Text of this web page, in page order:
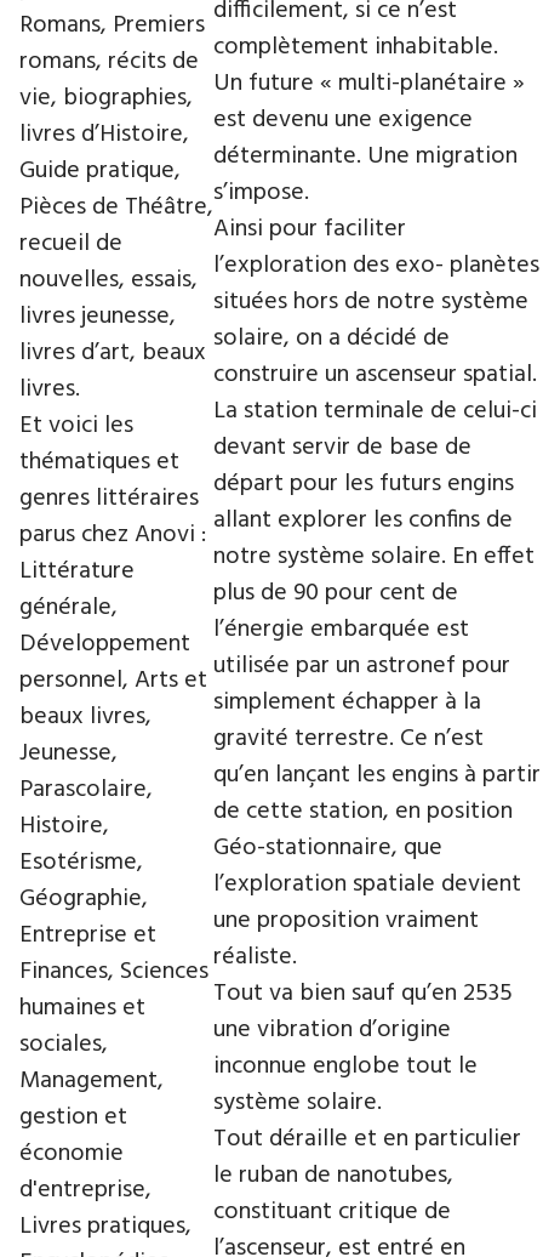
difficilement, si ce n’est
complètement inhabitable.
Un future « multi-planétaire »
est devenu une exigence
déterminante. Une migration
s’impose.
Ainsi pour faciliter
l’exploration des exo- planètes
situées hors de notre système
solaire, on a décidé de
construire un ascenseur spatial.
La station terminale de celui-ci
devant servir de base de
départ pour les futurs engins
allant explorer les confins de
notre système solaire. En effet
plus de 90 pour cent de
l’énergie embarquée est
utilisée par un astronef pour
simplement échapper à la
gravité terrestre. Ce n’est
qu’en lançant les engins à partir
de cette station, en position
Géo-stationnaire, que
l’exploration spatiale devient
une proposition vraiment
réaliste.
Tout va bien sauf qu’en 2535
une vibration d’origine
inconnue englobe tout le
système solaire.
Tout déraille et en particulier
le ruban de nanotubes,
constituant critique de
l’ascenseur, est entré en
Romans, Premiers
romans, récits de
vie, biographies,
livres d’Histoire,
Guide pratique,
Pièces de Théâtre,
recueil de
nouvelles, essais,
livres jeunesse,
livres d’art, beaux
livres.
Et voici les
thématiques et
genres littéraires
parus chez Anovi :
Littérature
générale,
Développement
personnel, Arts et
beaux livres,
Jeunesse,
Parascolaire,
Histoire,
Esotérisme,
Géographie,
Entreprise et
Finances, Sciences
humaines et
sociales,
Management,
gestion et
économie
d'entreprise,
Livres pratiques,